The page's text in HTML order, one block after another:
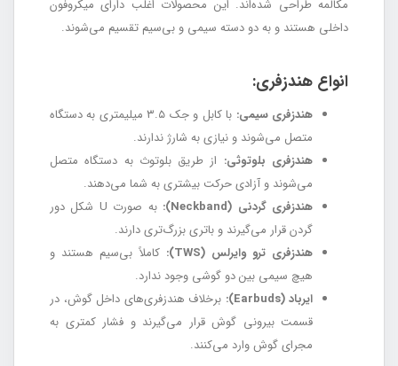
مکالمه طراحی شده‌اند. این محصولات اغلب دارای میکروفون
داخلی هستند و به دو دسته سیمی و بی‌سیم تقسیم می‌شوند.
انواع هندزفری:
هندزفری سیمی:
با کابل و جک ۳.۵ میلیمتری به دستگاه
متصل می‌شوند و نیازی به شارژ ندارند.
هندزفری بلوتوثی: از طریق بلوتوث به دستگاه متصل
می‌شوند و آزادی حرکت بیشتری به شما می‌دهند.
هندزفری گردنی (Neckband):
به صورت U شکل دور
گردن قرار می‌گیرند و باتری بزرگ‌تری دارند.
هندزفری ترو وایرلس (TWS):
کاملاً بی‌سیم هستند و
هیچ سیمی بین دو گوشی وجود ندارد.
ایرباد (Earbuds):
برخلاف هندزفری‌های داخل گوش، در
قسمت بیرونی گوش قرار می‌گیرند و فشار کمتری به
مجرای گوش وارد می‌کنند.